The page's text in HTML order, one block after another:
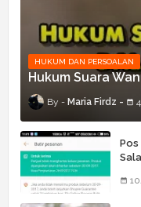
HUKUM DAN PERSOALAN
Hukum Suara
Maria Firdz
Pos